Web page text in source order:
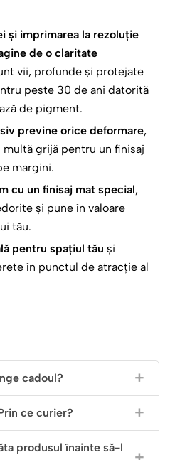
și imprimarea la rezoluție
de o claritate
vii, profunde și protejate
peste 30 de ani datorită
de pigment.
previne orice deformare,
grijă pentru un finisaj
margini.
cu un finisaj mat special,
și pune în valoare
tău.
pentru spațiul tău și
în punctul de atracție al
cadoul?
ce curier?
produsul înainte să-l